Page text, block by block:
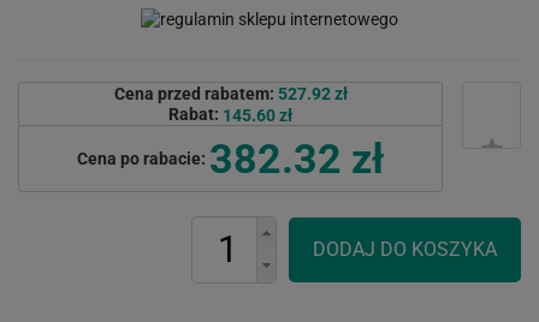
Cena przed rabatem: 527.92 zł
Rabat: 145.60 zł
Cena po rabacie: 382.32 zł